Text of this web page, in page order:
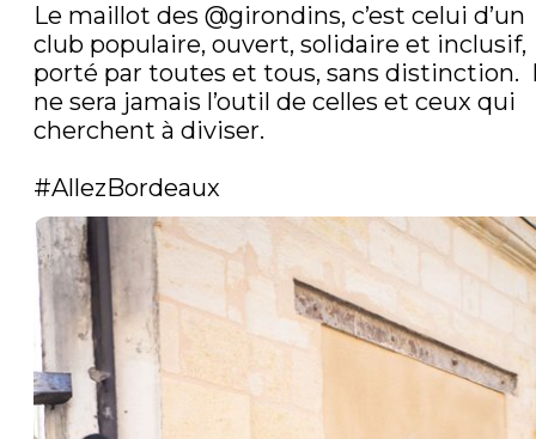
Le maillot des @girondins, c’est celui d’un
club populaire, ouvert, solidaire et inclusif,
porté par toutes et tous, sans distinction.
ne sera jamais l’outil de celles et ceux qui
cherchent à diviser.
#AllezBordeaux